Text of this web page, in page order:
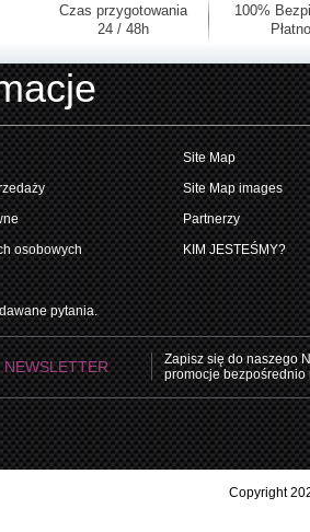
Czas przygotowania
24 / 48h
100%
osobowych
pytania.
Site Map
Site Map images
Partnerzy
KIM JESTEŚMY?
NEWSLETTER
Zapisz się do naszego
promocje bezpośrednio
Copyright